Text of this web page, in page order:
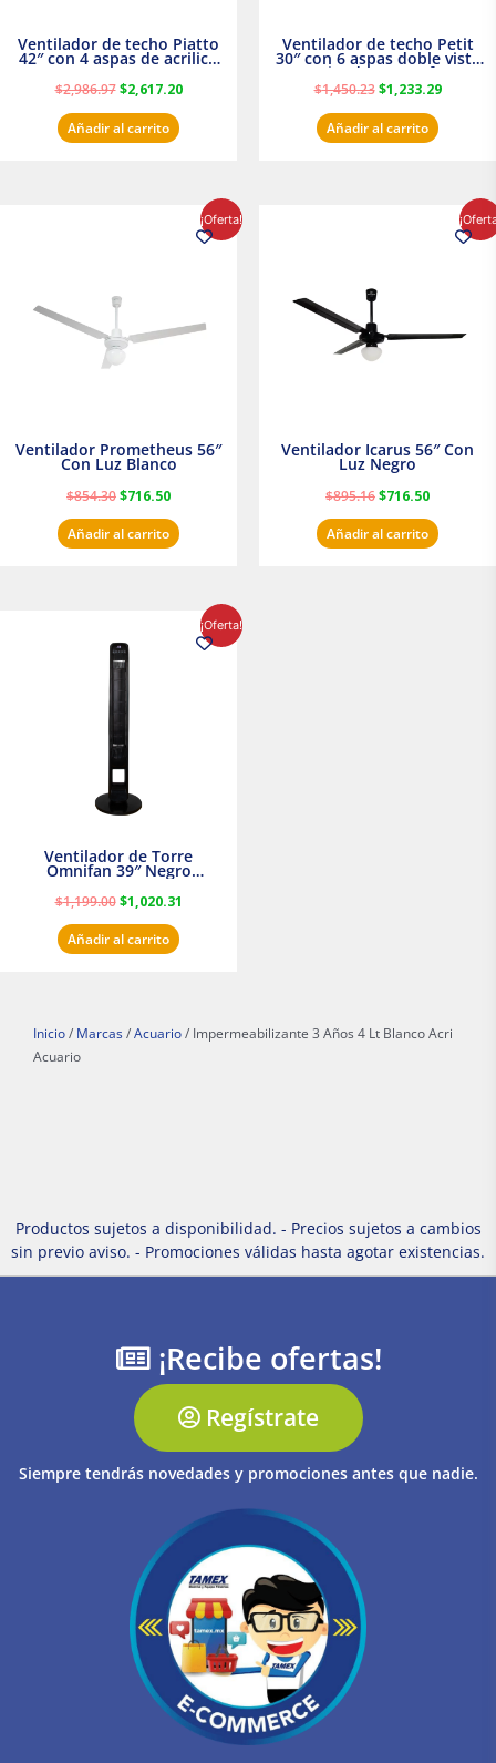
Ventilador de techo Piatto
42″ con 4 aspas de acrilico
transparente
$2,986.97 $2,617.20
Añadir al carrito
Ventilador de techo Petit
30″ con 6 aspas doble vista
Satinado Masterfan
$1,450.23 $1,233.29
Añadir al carrito
¡Oferta!
Ventilador Prometheus 56″
Con Luz Blanco
$854.30$716.50
precio
actual
Añadir al carrito
Ventilador Icarus 56″ Con
Luz Negro
$895.16$716.50
precio
actual
Añadir al carrito
¡Oferta!
Ventilador de Torre
Omnifan 39″ Negro
$1,199.00
original
era:
$1,020.31
precio
actual
Añadir al carrito
Inicio / Marcas / Acuario / Impermeabilizante 3 Años 4 Lt Blanco Acri
Acuario
Productos sujetos a disponibilidad. - Precios sujetos a cambios
sin previo aviso. - Promociones válidas hasta agotar existencias.
¡Recibe ofertas!
Regístrate
Siempre tendrás novedades y promociones antes que nadie.